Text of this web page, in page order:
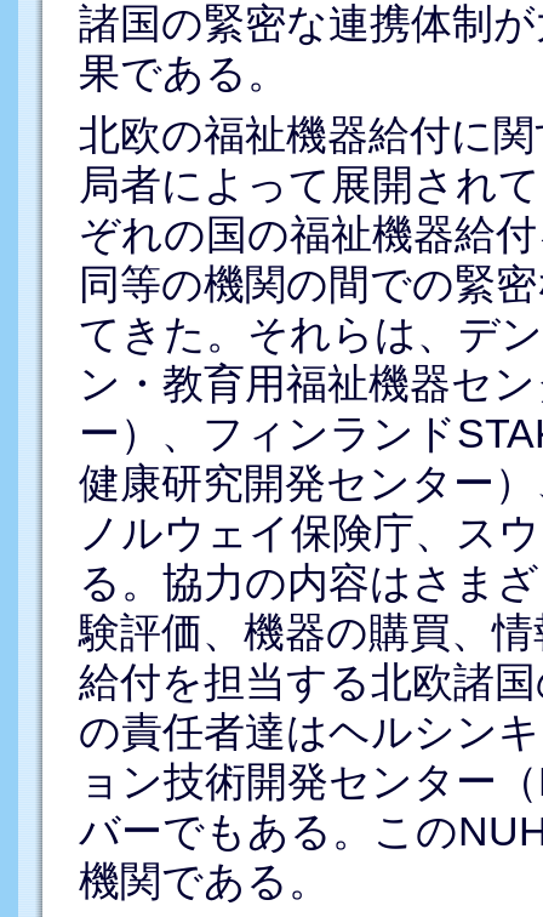
諸国の緊密な連携体制
果である。
北欧の福祉機器給付に
局者によって展開され
ぞれの国の福祉機器給
同等の機関の間での緊
てきた。それらは、デ
ン・教育用福祉機器セ
ー）、フィンランド
健康研究開発センター
ノルウェイ保険庁、ス
る。協力の内容はさま
験評価、機器の購買、
給付を担当する北欧諸
の責任者達はヘルシン
ョン技術開発センター
バーでもある。この
機関である。